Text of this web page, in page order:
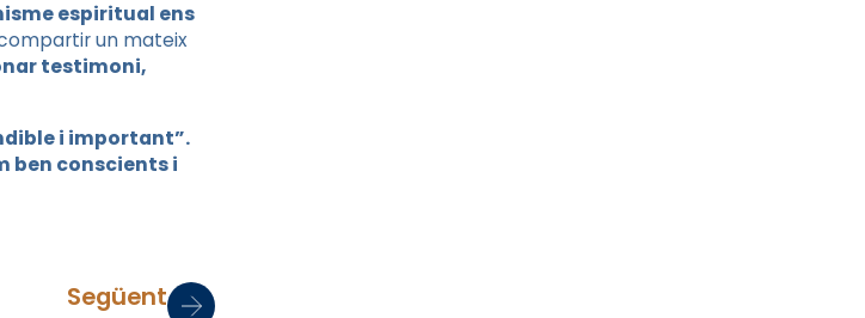
espiritual ens
un mateix
testimoni,
i important”.
ben conscients i
Següent